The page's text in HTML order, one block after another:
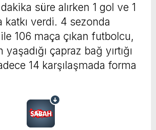
süre alırken 1 gol ve 1
katkı verdi. 4 sezonda
106 maça çıkan futbolcu,
çapraz bağ yırtığı
14 karşılaşmada forma